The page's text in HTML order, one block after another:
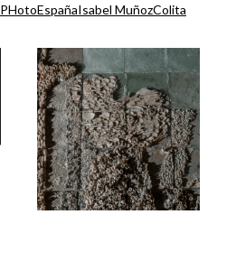
PHotoEspañaIsabel MuñozColita